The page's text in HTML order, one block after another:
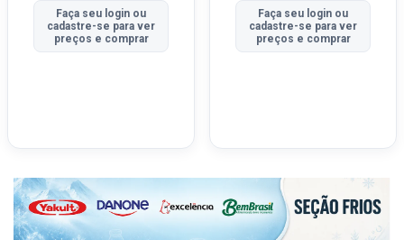
Faça seu login ou
cadastre-se para ver
preços e comprar
Faça seu login ou
cadastre-se para ver
preços e comprar